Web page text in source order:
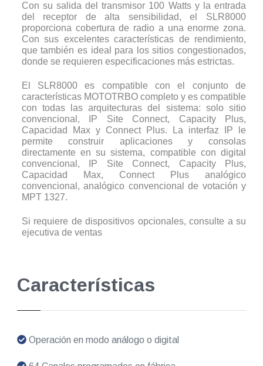
Con su salida del transmisor 100 Watts y la entrada
del receptor de alta sensibilidad, el SLR8000
proporciona cobertura de radio a una enorme zona.
Con sus excelentes características de rendimiento,
que también es ideal para los sitios congestionados,
donde se requieren especificaciones más estrictas.
El SLR8000 es compatible con el conjunto de
características MOTOTRBO completo y es compatible
con todas las arquitecturas del sistema: solo sitio
convencional, IP Site Connect, Capacity Plus,
Capacidad Max y Connect Plus. La interfaz IP le
permite construir aplicaciones y consolas
directamente en su sistema, compatible con digital
convencional, IP Site Connect, Capacity Plus,
Capacidad Max, Connect Plus analógico
convencional, analógico convencional de votación y
MPT 1327.
Si requiere de dispositivos opcionales, consulte a su
ejecutiva de ventas
Características
Operación en modo análogo o digital